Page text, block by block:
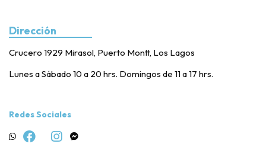
Dirección
Crucero 1929 Mirasol, Puerto Montt, Los Lagos
Lunes a Sábado 10 a 20 hrs. Domingos de 11 a 17 hrs.
Redes Sociales